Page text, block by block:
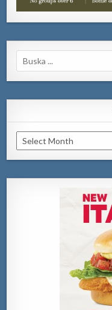
Search
for:
Archivo